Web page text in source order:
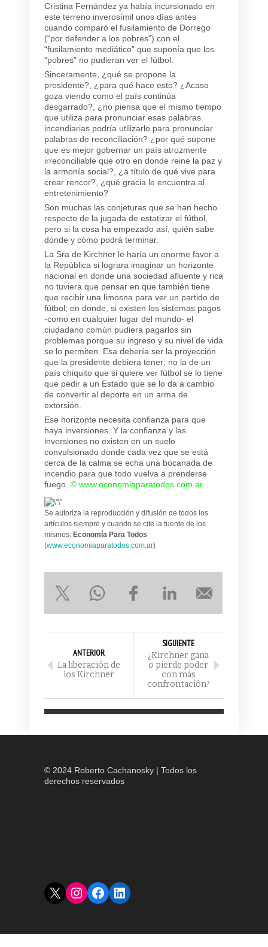
Cristina Fernández ya había incursionado en
este terreno inverosímil unos días antes
cuando comparó el fusilamiento de Dorrego
(“por defender a los pobres”) con el
“fusilamiento mediático” que suponía que los
“pobres” no pudieran ver el fútbol.
Sinceramente, ¿qué se propone la
presidente?, ¿para qué hace esto? ¿Acaso
goza viendo como el país continúa
desgarrado?, ¿no piensa que el mismo tiempo
que utiliza para pronunciar esas palabras
incendiarias podría utilizarlo para pronunciar
palabras de reconciliación? ¿por qué supone
que es mejor gobernar un país atrozmente
irreconciliable que otro en donde reine la paz y
la armonía social?, ¿a título de qué vive para
crear rencor?, ¿qué gracia le encuentra al
entretenimiento?
Son muchas las conjeturas que se han hecho
respecto de la jugada de estatizar el fútbol,
pero si la cosa ha empezado así, quién sabe
dónde y cómo podrá terminar.
La Sra de Kirchner le haría un enorme favor a
la República si lograra imaginar un horizonte
nacional en donde una sociedad afluente y rica
no tuviera que pensar en que también tiene
que recibir una limosna para ver un partido de
fútbol; en donde, si existen los sistemas pagos
-como en cualquier lugar del mundo- el
ciudadano común pudiera pagarlos sin
problemas porque su ingreso y su nivel de vida
se lo permiten. Esa debería ser la proyección
que la presidente debiera tener; no la de un
país chiquito que si quiere ver fútbol se lo tiene
que pedir a un Estado que se lo da a cambio
de convertir al deporte en un arma de
extorsión.
Ese horizonte necesita confianza para que
haya inversiones. Y la confianza y las
inversiones no existen en un suelo
convulsionado donde cada vez que se está
cerca de la calma se echa una bocanada de
incendio para que todo vuelva a prenderse
fuego. © www.economiaparatodos.com.ar
Se autoriza la reproducción y difusión de todos los
artículos siempre y cuando se cite la fuente de los
mismos: Economía Para Todos
(www.economiaparatodos.com.ar)
ANTERIOR
La liberación de
los Kirchner
SIGUIENTE
¿Kirchner gana
o pierde poder
con más
confrontación?
© 2024 Roberto Cachanosky | Todos los
derechos reservados
X Instagram
Facebook
LinkedIn